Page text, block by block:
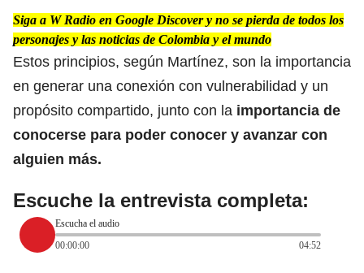
Siga a W Radio en Google Discover y no se pierda de todos los
personajes y las noticias de Colombia y el mundo
Estos principios, según Martínez, son la importancia
en generar una conexión con vulnerabilidad y un
propósito compartido, junto con la importancia de
conocerse para poder conocer y avanzar con
alguien más.
Escuche la entrevista completa:
Escucha el audio
00:00:00
04:52